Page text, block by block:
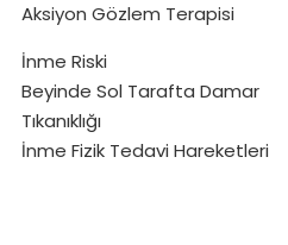
Aksiyon Gözlem Terapisi
İnme Riski
Beyinde Sol Tarafta Damar
Tıkanıklığı
İnme Fizik Tedavi Hareketleri